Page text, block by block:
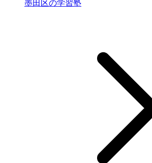
墨田区の学習塾